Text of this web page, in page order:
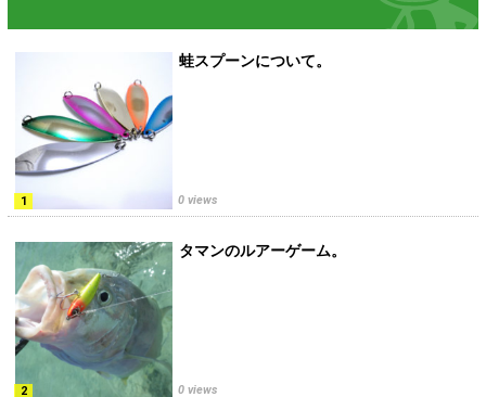
蛙スプーンについて。
0 views
タマンのルアーゲーム。
0 views